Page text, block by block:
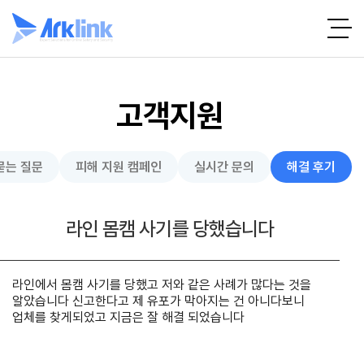
고객지원
는 질문 피해 지원 캠페인 실시간 문의 해결 후기
라인 몸캠 사기를 당했습니다
라인에서 몸캠 사기를 당했고 저와 같은 사례가 많다는 것을
알았습니다 신고한다고 제 유포가 막아지는 건 아니다보니
업체를 찾게되었고 지금은 잘 해결 되었습니다